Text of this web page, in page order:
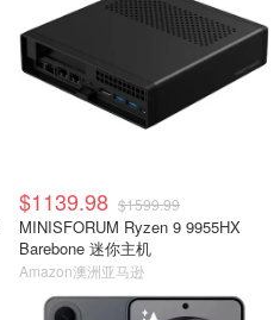
$1139.98 $1599.99
MINISFORUM Ryzen 9 9955HX
Barebone 迷你主机
Amazon澳洲亚马逊